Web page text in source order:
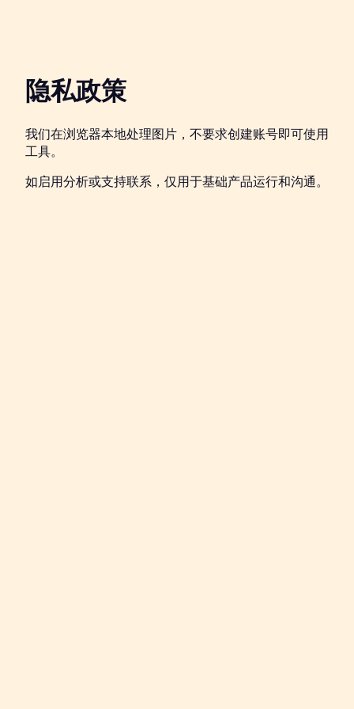
隐私政策
我们在浏览器本地处理图片，不要求创建账号即可使用
工具。
如启用分析或支持联系，仅用于基础产品运行和沟通。